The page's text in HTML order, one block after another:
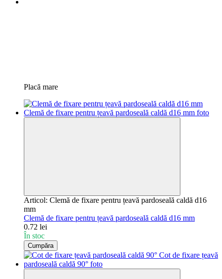
Placă mare
Articol: Clemă de fixare pentru țeavă pardoseală caldă d16
mm
Clemă de fixare pentru țeavă pardoseală caldă d16 mm
0.72 lei
În stoc
Cumpăra